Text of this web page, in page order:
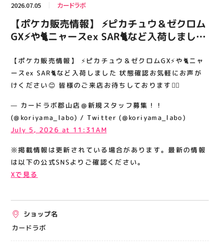
フロアガイド 営業時間
ACCESS
アクセス・駐車場
RECRUIT
スタッフ募集
関連情報
お知らせ
お問い合わせ
プライバシーポリシー
運営会社
出店をご検討の方へ
2026.07.05 カードラボ
【ポケカ販売情報】 ⚡️ピカチュウ＆ゼクロム
GX⚡️や🐈ニャースex SAR🐈など入荷しました
のご来店お待ちしております🙇‍♂️
【ポケカ販売情報】 ⚡️ピカチュウ＆ゼクロムGX⚡️や🐈ニャ
ースex SAR🐈など入荷しました 状態確認お気軽にお声が
けください😊 皆様のご来店お待ちしております🙇‍♂️
— カードラボ郡山店＠新規スタッフ募集！！
(@koriyama_labo) / Twitter (@koriyama_labo)
July 5, 2026 at 11:31AM
※掲載情報は更新されている場合があります。最新の情報
は以下の公式SNSよりご確認ください。
Xで見る
ショップ名
カードラボ